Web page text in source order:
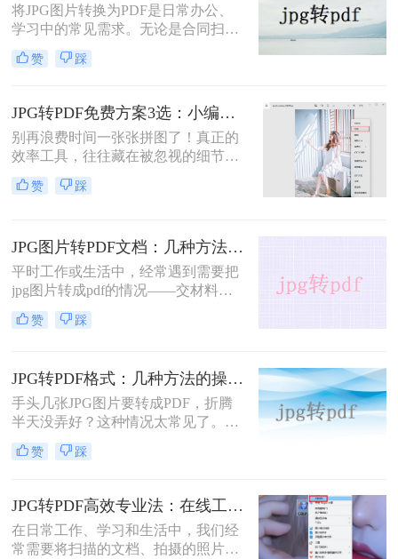
效方法，帮助用户根据需求选择最适
合的方案。
将JPG图片转换为PDF是日常办公、
学习中的常见需求。无论是合同扫描
件存档，还是多张照片合并成文档，
选择合适的免费工具能高效完成任
本文将详细介绍几种免费的JPG转
PDF方法！
赞 踩
JPG转PDF免费方案3选：小编亲测的免费额度和转换效果！
别再浪费时间一张张拼图了！真正的
效率工具，往往藏在被忽视的细节
里。“我花了半小时，用PS把十几张
产品图合成PDF，同事却用10秒搞
赞 踩
JPG图片转PDF文档：几种方法的转换精度和文件体积对比！
平时工作或生活中，经常遇到需要把
jpg图片转成pdf的情况——交材料要
求pdf格式、合同扫描件要合并发送、
证件照需要打包成一个文件……但很
的软件，要么方法写得云里雾里，跟
着操作半天还是没搞定。
赞 踩
JPG转PDF格式：几种方法的操作步骤和DPI设置！
手头几张JPG图片要转成PDF，折腾
半天没弄好？这种情况太常见了。不
管是工作中要把扫描的证件照合成一
份PDF提交，还是考试报名需要上传
pdf格式这个问题总会冒出来。我自己
也遇到过，当时试了好几种路子，有
些确实方便，有些则踩了不少坑。
赞 踩
JPG转PDF高效专业法：在线工具和桌面软件的识别精度对比！
在日常工作、学习和生活中，我们经
常需要将扫描的文档、拍摄的照片或